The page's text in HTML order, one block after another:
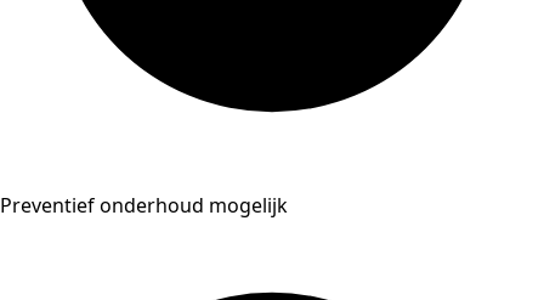
Preventief onderhoud mogelijk